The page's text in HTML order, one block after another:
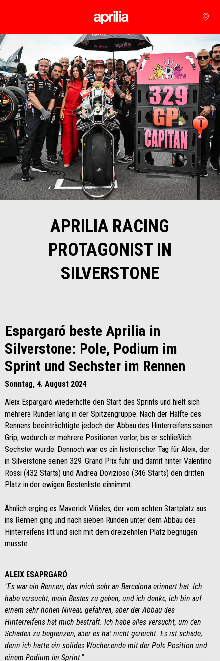
zurück zum Hauptinhalt
ZURÜCK APRILIA WORLD
APRILIA RACING
PROTAGONIST IN
SILVERSTONE
Espargaró beste Aprilia in
Silverstone: Pole, Podium im
Sprint und Sechster im Rennen
Sonntag, 4. August 2024
Aleix Espargaró wiederholte den Start des Sprints und hielt sich
mehrere Runden lang in der Spitzengruppe. Nach der Hälfte des
Rennens beeinträchtigte jedoch der Abbau des Hinterreifens seinen
Grip, wodurch er mehrere Positionen verlor, bis er schließlich
Sechster wurde. Dennoch war es ein historischer Tag für Aleix, der
in Silverstone seinen 329. Grand Prix fuhr und damit hinter Valentino
Rossi (432 Starts) und Andrea Dovizioso (346 Starts) den dritten
Platz in der ewigen Bestenliste einnimmt.
Ähnlich erging es Maverick Viñales, der vom achten Startplatz aus
ins Rennen ging und nach sieben Runden unter dem Abbau des
Hinterreifens litt und sich mit dem dreizehnten Platz begnügen
musste.
ALEIX ESAPRGARÓ
"Es war ein Rennen, das mich sehr an Barcelona erinnert hat. Ich
habe versucht, mein Bestes zu geben, und ich denke, ich bin auf
einem sehr hohen Niveau gefahren, aber der Abbau des
Hinterreifens hat mich bestraft. Ich habe alles versucht, um den
Schaden zu begrenzen, aber es hat nicht gereicht. Es ist schade,
denn ich hatte ein solides Wochenende mit der Pole Position und
einem Podium im Sprint."